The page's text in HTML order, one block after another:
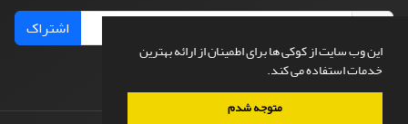
این وب سایت از کوکی ها برای اطمینان از ارائه بهترین
خدمات استفاده می کند.
متوجه شدم
اشتراک